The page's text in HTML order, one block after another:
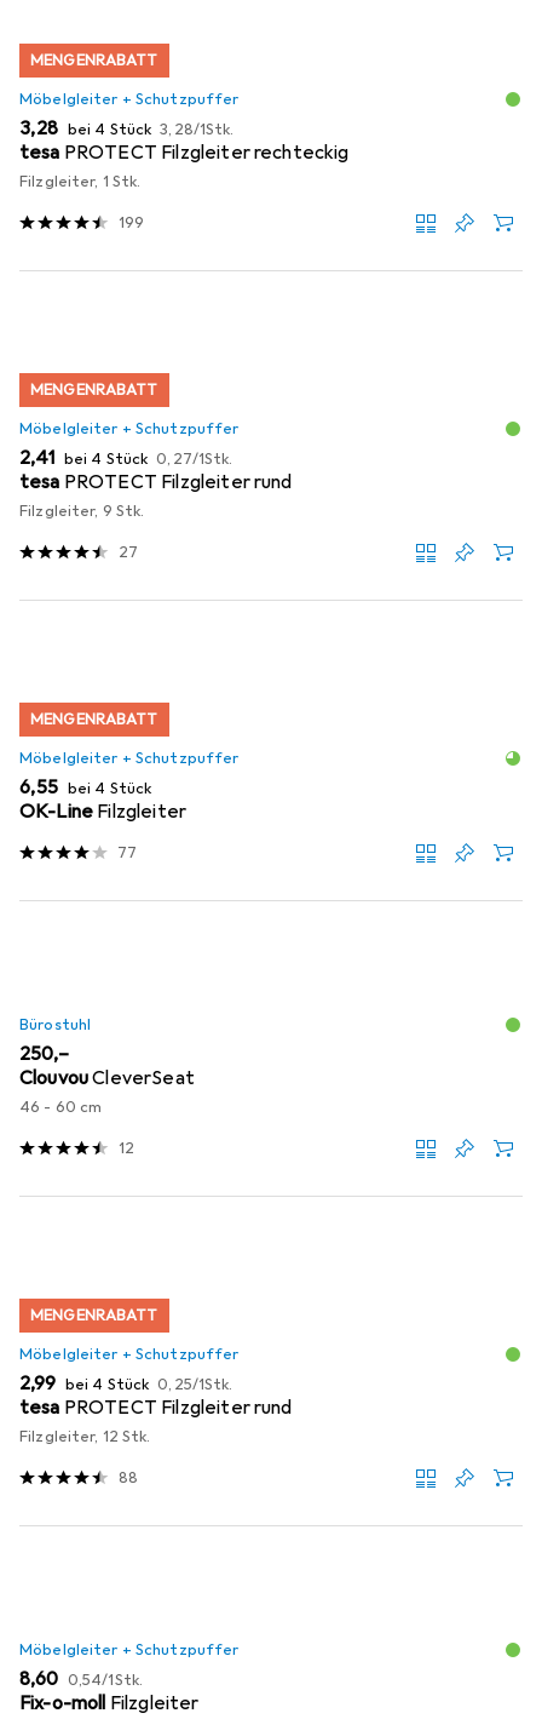
MENGENRABATT
Möbelgleiter + Schutzpuffer
EUR
3,28 bei 4 Stück EUR
3,28/1Stk.
tesa PROTECT Filzgleiter rechteckig
Filzgleiter, 1 Stk.
199
MENGENRABATT
Möbelgleiter + Schutzpuffer
EUR
2,41 bei 4 Stück EUR
0,27/1Stk.
tesa PROTECT Filzgleiter rund
Filzgleiter, 9 Stk.
27
MENGENRABATT
Möbelgleiter + Schutzpuffer
EUR
6,55 bei 4 Stück
OK-Line Filzgleiter
77
Bürostuhl
EUR
250,–
ClouvouCleverSeat
46 - 60 cm
12
MENGENRABATT
Möbelgleiter + Schutzpuffer
EUR
2,99 bei 4 Stück EUR
0,25/1Stk.
tesa PROTECT Filzgleiter rund
Filzgleiter, 12 Stk.
88
Möbelgleiter + Schutzpuffer
EUR
8,60 EUR
0,54/1Stk.
Fix-o-moll Filzgleiter